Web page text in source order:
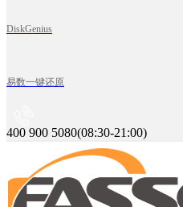
DiskGenius
易数一键还原
400 900 5080(08:30-21:00)